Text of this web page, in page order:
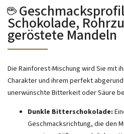
☕
Schokolade,
geröstete Mandeln
Die Rainforest-Mischung wird Sie mit
Charakter und ihrem perfekt
unerwünschte Bitterkeit oder Säure
Dunkle Bitterschokolade:
Geschmacksrichtung, die den